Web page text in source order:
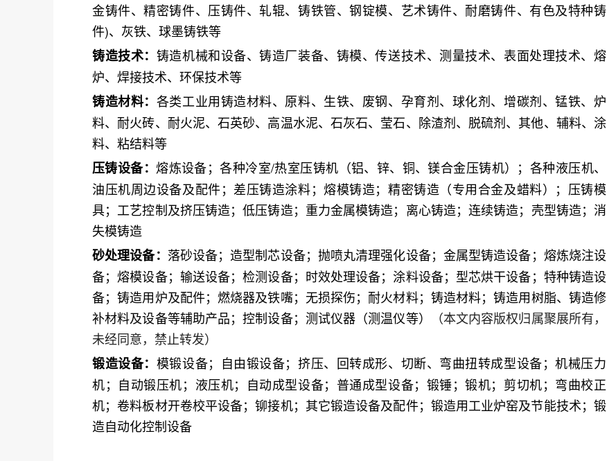
金铸件、精密铸件、压铸件、轧辊、铸铁管、钢锭模、艺术铸件、耐磨铸件、有色及特种铸
件)、灰铁、球墨铸铁等
铸造技术： 铸造机械和设备、铸造厂装备、铸模、传送技术、测量技术、表面处理技术、熔
炉、焊接技术、环保技术等
铸造材料： 各类工业用铸造材料、原料、生铁、废钢、孕育剂、球化剂、增碳剂、锰铁、炉
料、耐火砖、耐火泥、石英砂、高温水泥、石灰石、莹石、除渣剂、脱硫剂、其他、辅料、涂
料、粘结料等
压铸设备：熔炼设备；各种冷室/热室压铸机（铝、锌、铜、镁合金压铸机）；各种液压机、
油压机周边设备及配件；差压铸造涂料；熔模铸造；精密铸造（专用合金及蜡料）；压铸模
具；工艺控制及挤压铸造；低压铸造；重力金属模铸造；离心铸造；连续铸造；壳型铸造；消
失模铸造
砂处理设备： 落砂设备；造型制芯设备；抛喷丸清理强化设备；金属型铸造设备；熔炼烧注设
备；熔模设备；输送设备；检测设备；时效处理设备；涂料设备；型芯烘干设备；特种铸造设
备；铸造用炉及配件；燃烧器及铁嘴；无损探伤；耐火材料；铸造材料；铸造用树脂、铸造修
补材料及设备等辅助产品；控制设备；测试仪器（测温仪等）
（本文内容版权归属聚展所有，
未经同意，禁止转发）
锻造设备： 模锻设备；自由锻设备；挤压、回转成形、切断、弯曲扭转成型设备；机械压力
机；自动锻压机；液压机；自动成型设备；普通成型设备；锻锤；锻机；剪切机；弯曲校正
机；卷料板材开卷校平设备；铆接机；其它锻造设备及配件；锻造用工业炉窑及节能技术；锻
造自动化控制设备